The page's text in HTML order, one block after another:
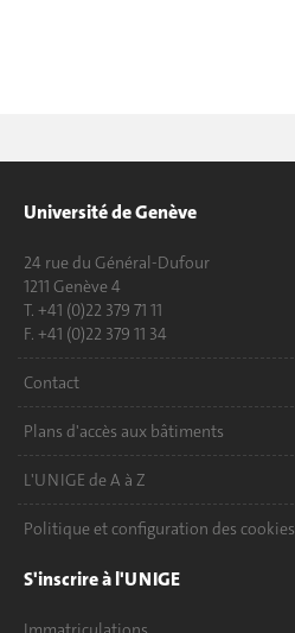
Université de Genève
24 rue du Général-Dufour
1211 Genève 4
T. +41 (0)22 379 71 11
F. +41 (0)22 379 11 34
Contact
Plans d'accès aux bâtiments
L'UNIGE de A à Z
Politique et configuration des cookies
S'inscrire à l'UNIGE